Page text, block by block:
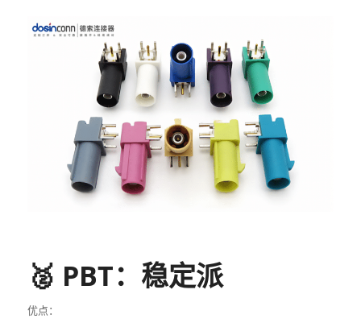
🥈 PBT：稳定派
优点：